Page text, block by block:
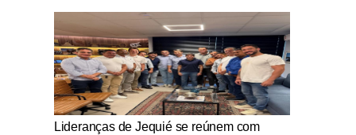
Notícias Católicas
Lideranças de Jequié se reúnem com